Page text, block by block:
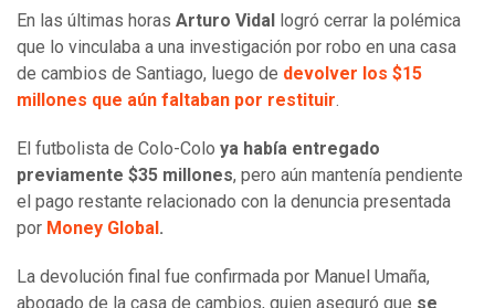
En las últimas horas Arturo Vidal logró cerrar la polémica
que lo vinculaba a una investigación por robo en una casa
de cambios de Santiago, luego de devolver los $15
millones que aún faltaban por restituir.
El futbolista de Colo-Colo ya había entregado
previamente $35 millones, pero aún mantenía pendiente
el pago restante relacionado con la denuncia presentada
por Money Global.
La devolución final fue confirmada por Manuel Umaña,
abogado de la casa de cambios, quien aseguró que se